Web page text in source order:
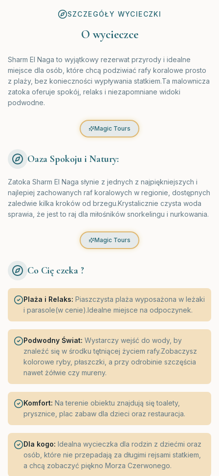
SZCZEGÓŁY WYCIECZKI
O wycieczce
Sharm El Naga to wyjątkowy rezerwat przyrody i idealne
miejsce dla osób, które chcą podziwiać rafy koralowe prosto
z plaży, bez konieczności wypływania statkiem.Ta malownicza
zatoka oferuje spokój, relaks i niezapomniane widoki
podwodne.
Magic Tours
Oaza Spokoju i Natury:
Zatoka Sharm El Naga słynie z jednych z najpiękniejszych i
najlepiej zachowanych raf koralowych w regionie, dostępnych
zaledwie kilka kroków od brzegu.Krystalicznie czysta woda
sprawia, że jest to raj dla miłośników snorkelingu i nurkowania.
Magic Tours
Co Cię czeka ?
Plaża i Relaks: Piaszczysta plaża wyposażona w leżaki
i parasole(w cenie).Idealne miejsce na odpoczynek.
Podwodny Świat: Wystarczy wejść do wody, by
znaleźć się w środku tętniącej życiem rafy.Zobaczysz
kolorowe ryby, płaszczki, a przy odrobinie szczęścia
nawet żółwie czy mureny.
Komfort: Na terenie obiektu znajdują się toalety,
prysznice, plac zabaw dla dzieci oraz restauracja.
Dla kogo: Idealna wycieczka dla rodzin z dziećmi oraz
osób, które nie przepadają za długimi rejsami statkiem,
a chcą zobaczyć piękno Morza Czerwonego.